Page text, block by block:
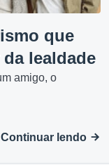
que
lealdade
amigo, o
Continuar lendo